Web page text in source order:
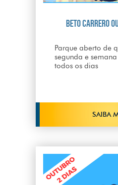
Beto Carrero
Parque aberto de
segunda e
todos os dias
SAIBA